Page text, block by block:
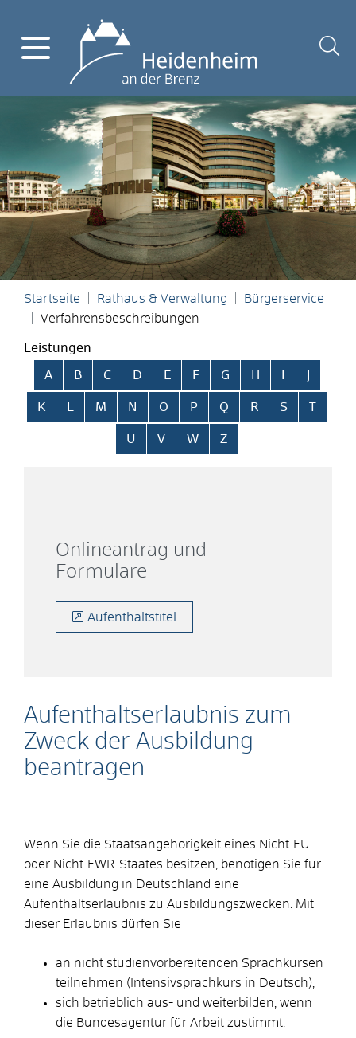
Startseite Rathaus & Verwaltung
Bürgerservice
Verfahrensbeschreibungen
Leistungen
Alphabetisches Register überspringen
A B C D E F G H
K L M N O P Q R S T
U V W Z
Aufenthaltserlaubnis zum
Zweck der Ausbildung
beantragen
Wenn Sie die Staatsangehörigkeit eines Nicht-EU-
oder Nicht-EWR-Staates besitzen, benötigen Sie für
eine Ausbildung in Deutschland eine
Aufenthaltserlaubnis zu Ausbildungszwecken. Mit
dieser Erlaubnis dürfen Sie
an nicht studienvorbereitenden Sprachkursen
teilnehmen (Intensivsprachkurs in Deutsch),
sich betrieblich aus- und weiterbilden, wenn
die Bundesagentur für Arbeit zustimmt.
Onlineantrag und
Formulare
Aufenthaltstitel